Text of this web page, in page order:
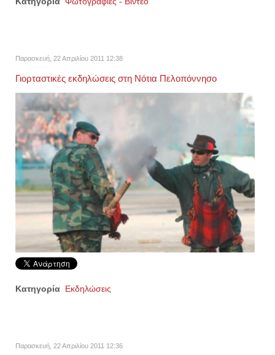
Παρασκευή, 22 Απριλίου 2011 12:38
Γιορταστικές εκδηλώσεις στη Νότια Πελοπόννησο
Κατηγορία Εκδηλώσεις
Παρασκευή, 22 Απριλίου 2011 12:36